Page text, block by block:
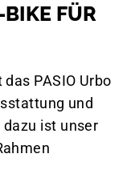
FÜR
PASIO Urbo
und
ist unser